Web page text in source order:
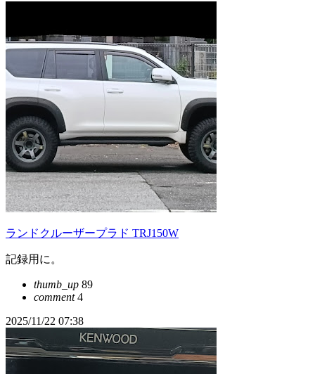
ランドクルーザープラド TRJ150W
記録用に。
thumb_up 89
comment4
2025/11/22 07:38